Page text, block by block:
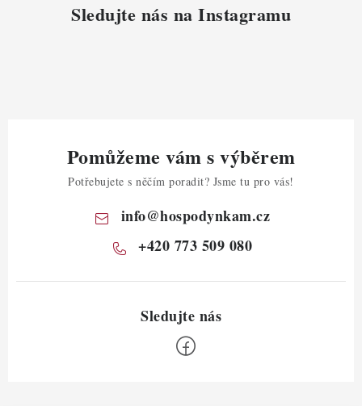
Sledujte nás na Instagramu
Pomůžeme vám s výběrem
Potřebujete s něčím poradit? Jsme tu pro vás!
info@hospodynkam.cz
+420 773 509 080